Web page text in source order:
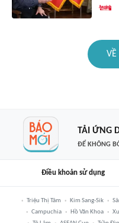
VỀ
TẢI ỨNG
ĐỂ KHÔNG
Điều khoản sử dụng
Triệu Thị Tâm Kim Sang-Sik
Campuchia
Hồ Văn Khoa